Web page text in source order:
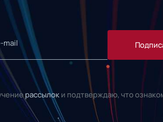
рассылок и подтверждаю, что